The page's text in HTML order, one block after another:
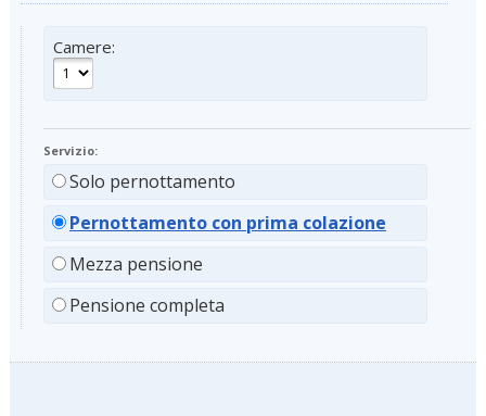
Camere:
Servizio:
Solo pernottamento
Pernottamento con prima colazione
Mezza pensione
Pensione completa